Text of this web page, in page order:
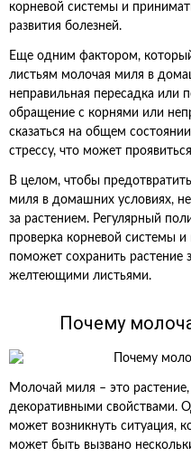
корневой системы и
развития болезней.
Еще одним фактором,
листьям молочая миля в
неправильная пересадка или
обращение с корнями или
сказаться на общем
стрессу, что может
В целом, чтобы
миля в домашних условиях,
за растением. Регулярный
проверка корневой системы
поможет сохранить
желтеющими листьями.
Почему
Молочай миля – это
декоративными свойствами.
может возникнуть ситуация,
может быть вызвано